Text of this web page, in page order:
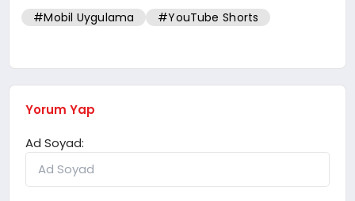
#Mobil Uygulama #YouTube Shorts
Yorum Yap
Ad Soyad: